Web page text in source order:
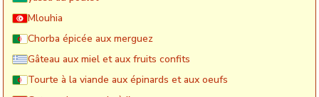
Mlouhia
Chorba épicée aux merguez
Gâteau aux miel et aux fruits confits
Tourte à la viande aux épinards et aux oeufs